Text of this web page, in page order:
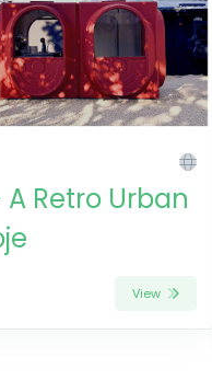
Retro Urban
View